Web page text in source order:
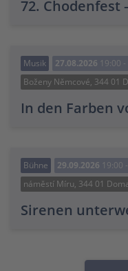
72.
Musik 27.08.2026 19:00
Boženy Němcové, 344 01
In den Farben
Bühne 29.09.2026 19:00
náměstí Míru, 344 01
Sirenen